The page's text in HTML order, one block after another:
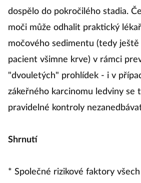
dospělo do pokročilého stadia.
moči může odhalit praktický
močového sedimentu (tedy ještě
pacient všimne krve) v rámci
"dvouletých" prohlídek - i v
zákeřného karcinomu ledviny se
pravidelné kontroly
Shrnutí
* Společné rizikové faktory